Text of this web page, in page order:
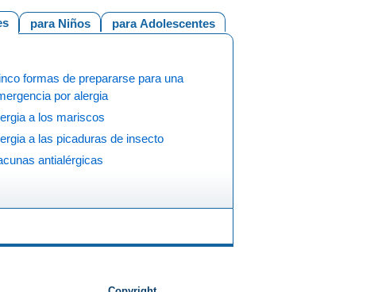
para Adolescentes
para Niños
formas de prepararse para una
por alergia
a los mariscos
a las picaduras de insecto
antialérgicas